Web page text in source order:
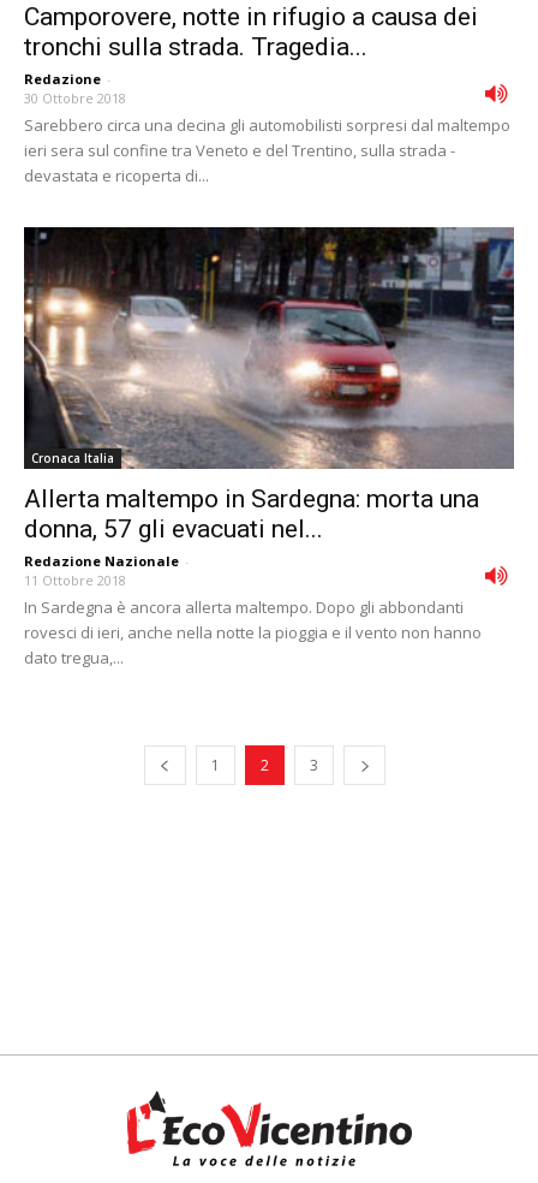
Camporovere, notte in rifugio a causa dei
tronchi sulla strada. Tragedia...
Redazione -
30 Ottobre 2018
Sarebbero circa una decina gli automobilisti sorpresi dal maltempo
ieri sera sul confine tra Veneto e del Trentino, sulla strada -
devastata e ricoperta di...
Cronaca Italia
Allerta maltempo in Sardegna: morta una
donna, 57 gli evacuati nel...
Redazione Nazionale -
11 Ottobre 2018
In Sardegna è ancora allerta maltempo. Dopo gli abbondanti
rovesci di ieri, anche nella notte la pioggia e il vento non hanno
dato tregua,...
1 2 3